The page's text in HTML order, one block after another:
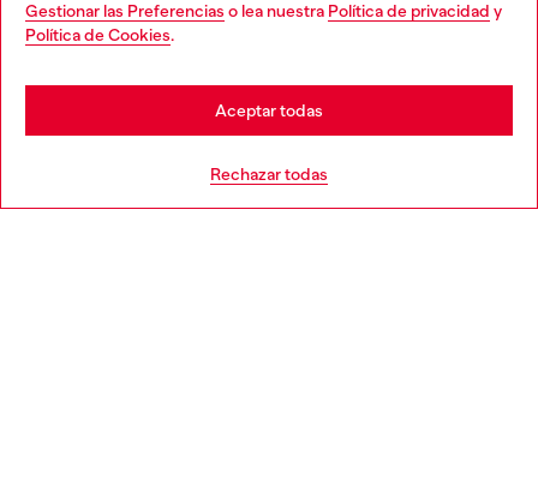
Gestionar las Preferencias o lea nuestra Política de privacidad y
Política de Cookies.
Rechazar todas
Aceptar todas
You are currently browsing España website, but it seems you
may be based in United States